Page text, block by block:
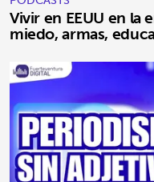
Vivir en EEUU en la
miedo, armas,